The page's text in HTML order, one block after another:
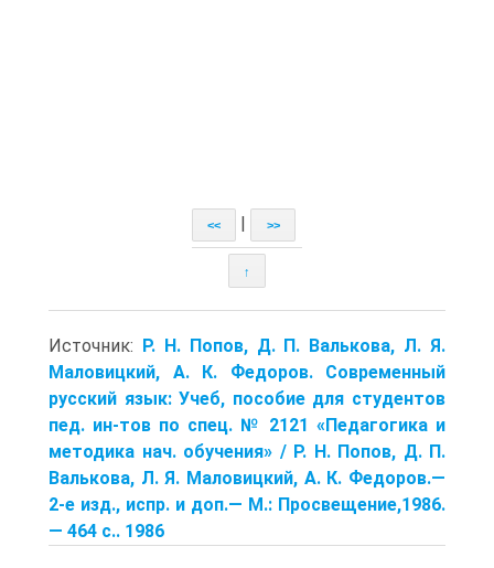
<< >>
↑
Источник: Р. Н. Попов, Д. П. Валькова, Л. Я.
Маловицкий, А. К. Федоров. Современный
русский язык: Учеб, пособие для студентов
пед. ин-тов по спец. № 2121 «Педагогика и
методика нач. обучения» / Р. Н. Попов, Д. П.
Валькова, Л. Я. Маловицкий, А. К. Федоров.—
2-е изд., испр. и доп.— М.: Просвещение,1986.
— 464 с.. 1986